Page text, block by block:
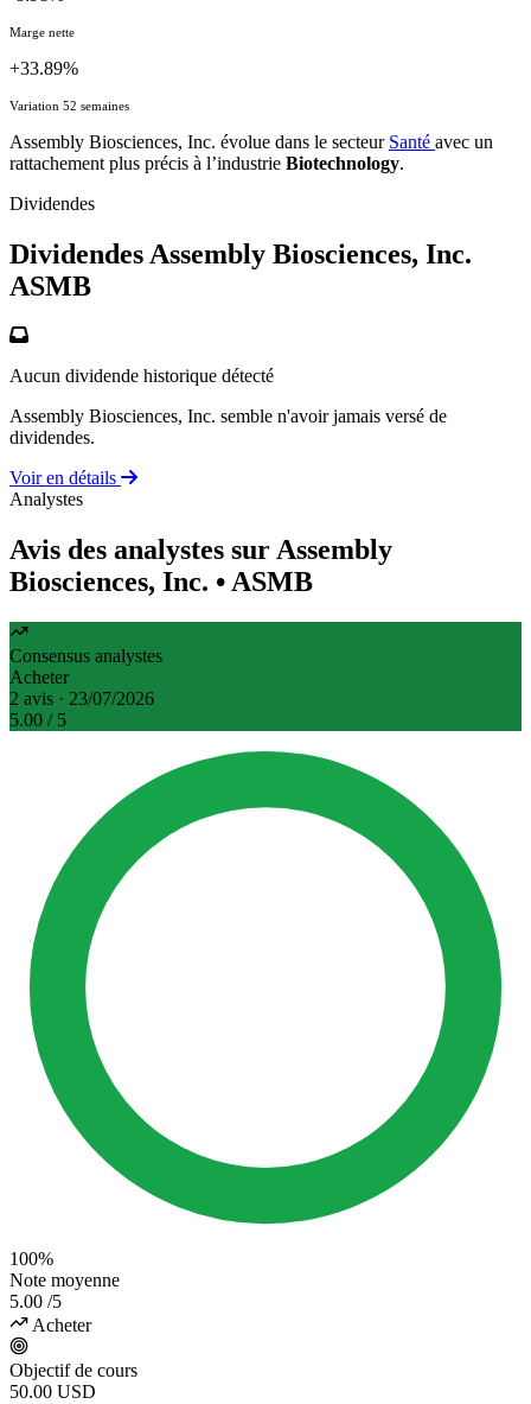
Marge nette
+33.89%
Variation 52 semaines
Assembly Biosciences, Inc. évolue dans le secteur Santé avec un
rattachement plus précis à l’industrie Biotechnology.
Dividendes
Dividendes Assembly Biosciences, Inc.
ASMB
Aucun dividende historique détecté
Assembly Biosciences, Inc. semble n'avoir jamais versé de
dividendes.
Voir en détails
Analystes
Avis des analystes sur Assembly
Biosciences, Inc. • ASMB
Consensus analystes
Acheter
2 avis · 23/07/2026
5.00 / 5
100%
Note moyenne
5.00 /5
Acheter
Objectif de cours
50.00 USD